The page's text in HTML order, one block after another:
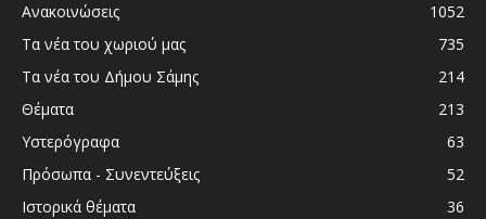
Ανακοινώσεις
1052
Τα νέα του χωριού μας
735
Τα νέα του Δήμου Σάμης
214
Θέματα
213
Υστερόγραφα
63
Πρόσωπα - Συνεντεύξεις
52
Ιστορικά θέματα
36